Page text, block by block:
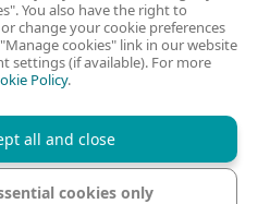
You also have the right to
change your cookie preferences
cookies" link in our website
settings (if available). For more
Policy.
all and close
cookies only